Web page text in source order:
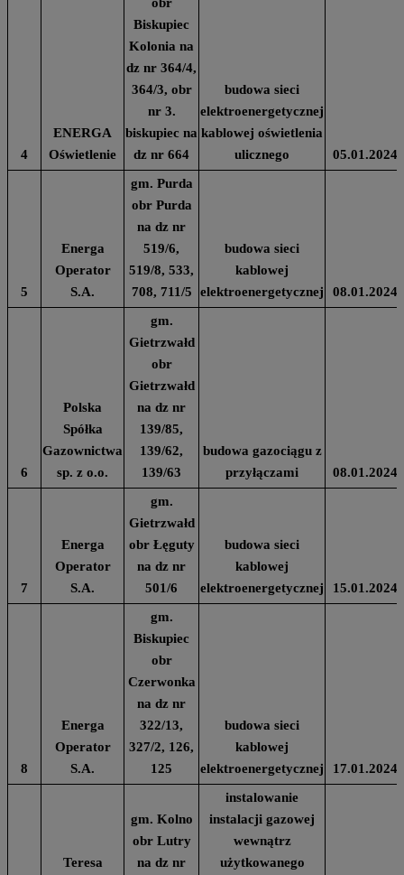
4
ENERGA
Oświetlenie
Biskupiec
Kolonia na
dz nr 364/4,
364/3, obr
nr 3.
biskupiec na
dz nr 664
budowa sieci
elektroenergetycznej
kablowej oświetlenia
ulicznego
05.01.2024
5
Energa
Operator
S.A.
gm. Purda
obr Purda
na dz nr
519/6,
519/8, 533,
708, 711/5
budowa sieci
kablowej
elektroenergetycznej
08.01.2024
6
Polska
Spółka
Gazownictwa
sp. z o.o.
gm.
Gietrzwałd
obr
Gietrzwałd
na dz nr
139/85,
139/62,
139/63
budowa gazociągu z
przyłączami
08.01.2024
7
Energa
Operator
S.A.
gm.
Gietrzwałd
obr Łęguty
na dz nr
501/6
budowa sieci
kablowej
elektroenergetycznej
15.01.2024
8
Energa
Operator
S.A.
gm.
Biskupiec
obr
Czerwonka
na dz nr
322/13,
327/2, 126,
125
budowa sieci
kablowej
elektroenergetycznej
17.01.2024
Teresa
gm. Kolno
obr Lutry
na dz nr
instalowanie
instalacji gazowej
wewnątrz
użytkowanego